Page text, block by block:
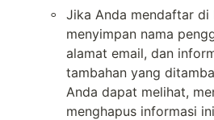
◦
Jika Anda mendaftar di
menyimpan nama
alamat email, dan
tambahan yang
Anda dapat melihat,
menghapus informasi